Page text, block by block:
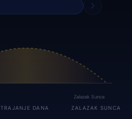
Zalazak Sunca
TRAJANJE DANA ZALAZAK SUNCA